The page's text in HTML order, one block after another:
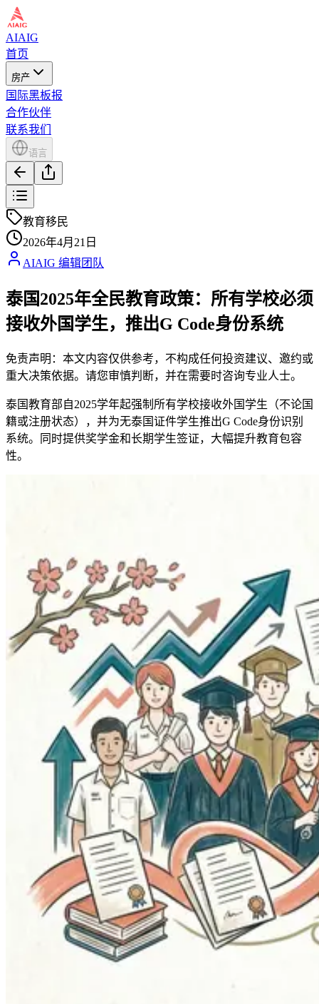
AIAIG
首页
房产
国际黑板报
合作伙伴
联系我们
语言
教育移民
2026年4月21日
AIAIG 编辑团队
泰国2025年全民教育政策：所有学校必须
接收外国学生，推出G Code身份系统
免责声明：本文内容仅供参考，不构成任何投资建议、邀约或
重大决策依据。请您审慎判断，并在需要时咨询专业人士。
泰国教育部自2025学年起强制所有学校接收外国学生（不论国
籍或注册状态），并为无泰国证件学生推出G Code身份识别
系统。同时提供奖学金和长期学生签证，大幅提升教育包容
性。